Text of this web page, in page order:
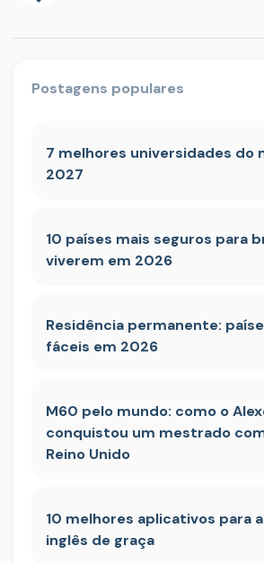
Postagens populares
7 melhores universidades do
2027
10 países mais seguros para
viverem em 2026
Residência permanente:
fáceis em 2026
M60 pelo mundo: como o
conquistou um mestrado
Reino Unido
10 melhores aplicativos para
inglês de graça